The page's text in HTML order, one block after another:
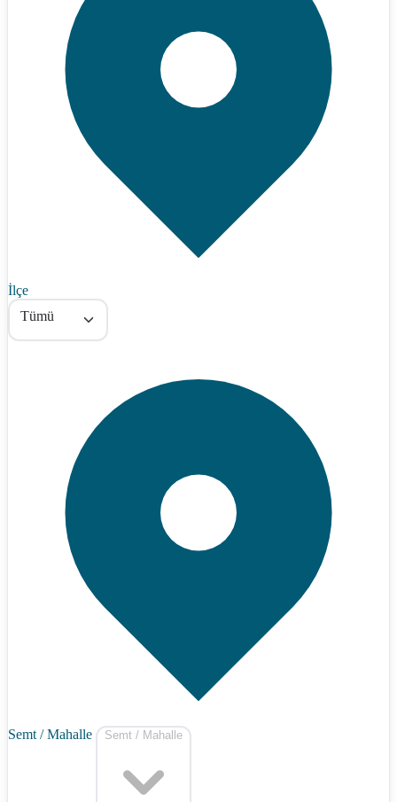
İlçe
Tümü
Semt / Mahalle Semt / Mahalle